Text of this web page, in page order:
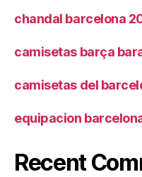
chandal barcelona
camisetas barça
camisetas del
equipacion
Recent